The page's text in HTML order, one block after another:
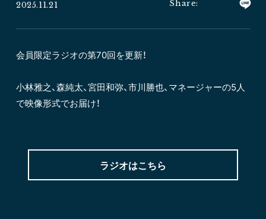
2025.11.21
会員限定ラジオの第70回を更新！
小林雅之、森純太、宮田和弥、市川勝也、マネージャーの5人
で映像形式でお届け！
ラジオはこちら